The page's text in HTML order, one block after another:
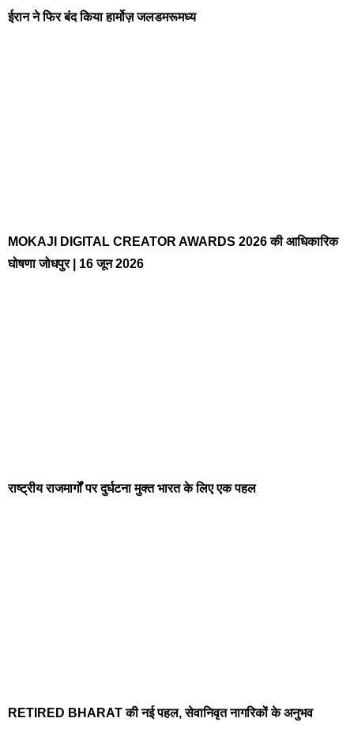
ईरान ने फिर बंद किया हार्मोज़ जलडमरूमध्य
MOKAJI DIGITAL CREATOR AWARDS 2026 की आधिकारिक
घोषणा जोधपुर | 16 जून 2026
राष्ट्रीय राजमार्गों पर दुर्घटना मुक्त भारत के लिए एक पहल
RETIRED BHARAT की नई पहल, सेवानिवृत नागरिकों के अनुभव